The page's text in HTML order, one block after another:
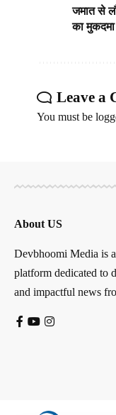
जमात से
का मुकदमा
Leave a
You must be
About US
Devbhoomi Media is
platform dedicated to
and impactful news